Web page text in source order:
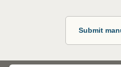
Submit